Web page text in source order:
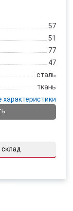
57
51
77
47
сталь
ткань
характеристики